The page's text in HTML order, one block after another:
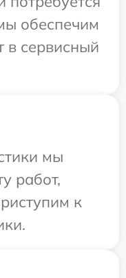
обеспечим
в сервисный
мы
работ,
к